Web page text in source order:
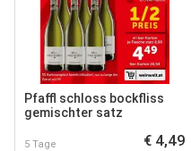
Pfaffl schloss bockfliss
gemischter satz
5 Tage € 4,49